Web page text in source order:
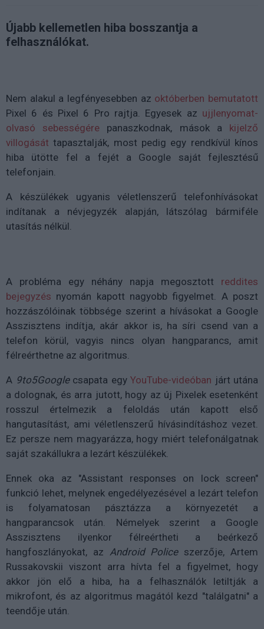
Újabb kellemetlen hiba bosszantja a
felhasználókat.
Nem alakul a legfényesebben az októberben bemutatott
Pixel 6 és Pixel 6 Pro rajtja. Egyesek az ujjlenyomat-
olvasó sebességére panaszkodnak, mások a kijelző
villogását tapasztalják, most pedig egy rendkívül kínos
hiba ütötte fel a fejét a Google saját fejlesztésű
telefonjain.
A készülékek ugyanis véletlenszerű telefonhívásokat
indítanak a névjegyzék alapján, látszólag bármiféle
utasítás nélkül.
A probléma egy néhány napja megosztott reddites
bejegyzés nyomán kapott nagyobb figyelmet. A poszt
hozzászólóinak többsége szerint a hívásokat a Google
Asszisztens indítja, akár akkor is, ha síri csend van a
telefon körül, vagyis nincs olyan hangparancs, amit
félreérthetne az algoritmus.
A 9to5Googlecsapata egy YouTube-videóban járt utána
a dolognak, és arra jutott, hogy az új Pixelek esetenként
rosszul értelmezik a feloldás után kapott első
hangutasítást, ami véletlenszerű hívásindításhoz vezet.
Ez persze nem magyarázza, hogy miért telefonálgatnak
saját szakállukra a lezárt készülékek.
Ennek oka az "Assistant responses on lock screen"
funkció lehet, melynek engedélyezésével a lezárt telefon
is folyamatosan pásztázza a környezetét a
hangparancsok után. Némelyek szerint a Google
Asszisztens ilyenkor félreértheti a beérkező
hangfoszlányokat, az Android Policeszerzője, Artem
Russakovskii viszont arra hívta fel a figyelmet, hogy
akkor jön elő a hiba, ha a felhasználók letiltják a
mikrofont, és az algoritmus magától kezd "találgatni" a
teendője után.